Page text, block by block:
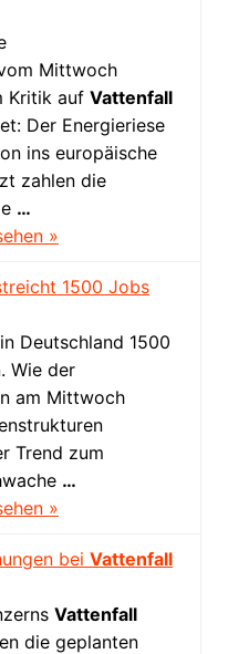
Mittwoch
Kritik auf Vattenfall
Der Energieriese
ins europäische
zahlen die
…
»
1500 Jobs
Deutschland 1500
Wie der
am Mittwoch
Trend zum
…
»
bei Vattenfall
Vattenfall
die geplanten